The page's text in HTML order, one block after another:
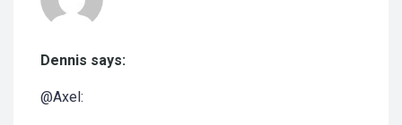
Dennis says:
@Axel: